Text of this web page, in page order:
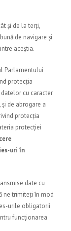
și de la terți,
de navigare și
aceștia.
Parlamentului
protecția
cu caracter
de abrogare a
protecția
protecției
uri în
date cu
ne trimiteți în mod
urile obligatorii
funcționarea